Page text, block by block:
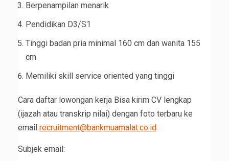
Berpenampilan menarik
Pendidikan D3/S1
Tinggi badan pria minimal 160 cm dan wanita 155
cm
Memiliki skill service oriented yang tinggi
Cara daftar lowongan kerja Bisa kirim CV lengkap
(ijazah atau transkrip nilai) dengan foto terbaru ke
email recruitment@bankmuamalat.co.id
Subjek email: